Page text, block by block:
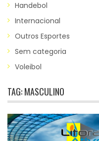
Handebol
Internacional
Outros Esportes
Sem categoria
Voleibol
TAG:MASCULINO